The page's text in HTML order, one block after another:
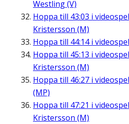
Westling (V)
Hoppa till 43:03 i
Kristersson (M)
Hoppa till 44:14i
Hoppa till 45:13 i
Kristersson (M)
Hoppa till 46:27 i
(MP)
Hoppa till 47:21 i
Kristersson (M)